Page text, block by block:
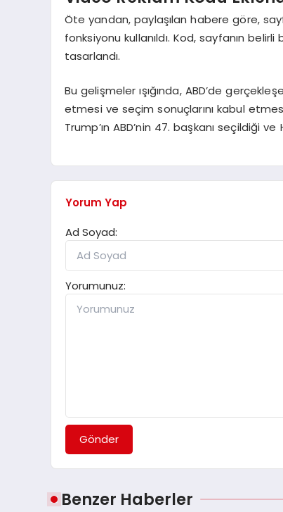
Öte yandan, paylaşılan habere göre,
fonksiyonu kullanıldı. Kod, sayfanın
tasarlandı.
Bu gelişmeler ışığında, ABD’de
etmesi ve seçim sonuçlarını kabul
Trump’ın ABD’nin 47. başkanı seçildiği
Yorum Yap
Ad Soyad:
Yorumunuz:
Gönder
Benzer Haberler